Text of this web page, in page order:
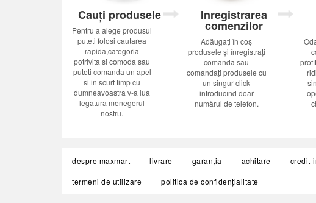
Cauți produsele
Pentru a alege produsul
puteti folosi cautarea
rapida,categoria
potrivita si comoda sau
puteti comanda un apel
si in scurt timp cu
dumneavoastra v-a lua
legatura menegerul
nostru.
Inregistrarea
comenzilor
Adăugați în coș
produsele și înregistrați
comanda sau
comandați produsele cu
un singur click
introducînd doar
numărul de telefon.
despre maxmart livrare garanția achitare credit-
termeni de utilizare
politica de confidențialitate